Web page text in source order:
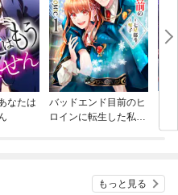
なたは
バッドエンド目前のヒ
ロインに転生した私、
もっと見る